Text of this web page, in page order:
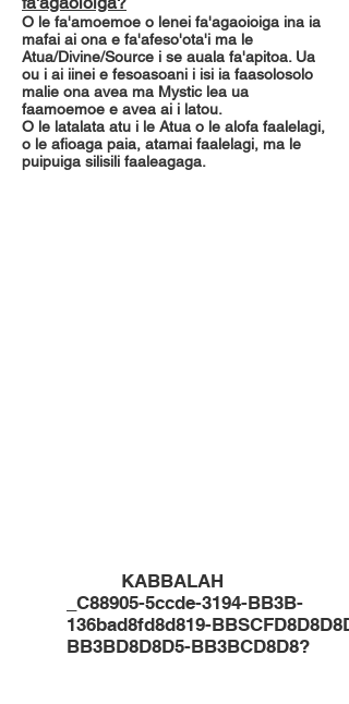
O le fa'amoemoe o lenei fa'agaoioiga ina ia
mafai ai ona e fa'afeso'ota'i ma le
Atua/Divine/Source i se auala fa'apitoa. Ua
ou i ai iinei e fesoasoani i isi ia faasolosolo
malie ona avea ma Mystic lea ua
faamoemoe e avea ai i latou.
O le latalata atu i le Atua o le alofa faalelagi,
o le afioaga paia, atamai faalelagi, ma le
puipuiga silisili faaleagaga.
KABBALAH
_C88905-5ccde-3194-BB3B-
136bad8fd8d819-
BB3BD8D8D5-BB3BCD8D8?